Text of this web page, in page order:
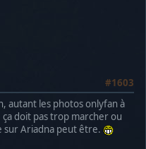
#1603
autant les photos onlyfan à
doit pas trop marcher ou
sur Ariadna peut être.